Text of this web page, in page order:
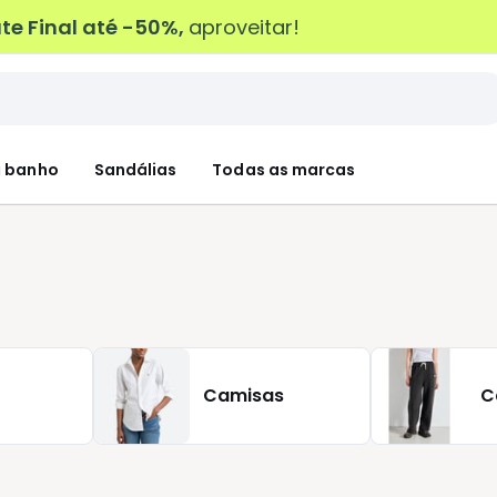
Final até -50%, aproveitar!
banho Sandálias Todas as marcas
Camisas